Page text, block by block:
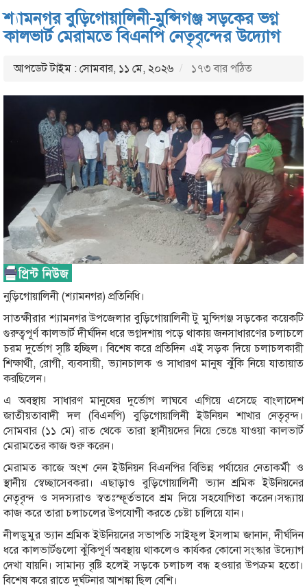
শ্যামনগর বুড়িগোয়ালিনী-মুন্সিগঞ্জ সড়কের ভগ্ন
কালভার্ট মেরামতে বিএনপি নেতৃবৃন্দের উদ্যোগ
আপডেট টাইম : সোমবার, ১১ মে, ২০২৬ ১৭৩ বার পঠিত
নুড়িগোয়ালিনী (শ্যামনগর) প্রতিনিধি।
সাতক্ষীরার শ্যামনগর উপজেলার বুড়িগোয়ালিনী টু মুন্সিগঞ্জ সড়কের কয়েকটি
গুরুত্বপূর্ণ কালভার্ট দীর্ঘদিন ধরে ভগ্নদশায় পড়ে থাকায় জনসাধারণের চলাচলে
চরম দুর্ভোগ সৃষ্টি হচ্ছিল। বিশেষ করে প্রতিদিন এই সড়ক দিয়ে চলাচলকারী
শিক্ষার্থী, রোগী, ব্যবসায়ী, ভ্যানচালক ও সাধারণ মানুষ ঝুঁকি নিয়ে যাতায়াত
করছিলেন।
এ অবস্থায় সাধারণ মানুষের দুর্ভোগ লাঘবে এগিয়ে এসেছে বাংলাদেশ
জাতীয়তাবাদী দল (বিএনপি) বুড়িগোয়ালিনী ইউনিয়ন শাখার নেতৃবৃন্দ।
সোমবার (১১ মে) রাত থেকে তারা স্থানীয়দের নিয়ে ভেঙে যাওয়া কালভার্ট
মেরামতের কাজ শুরু করেন।
মেরামত কাজে অংশ নেন ইউনিয়ন বিএনপির বিভিন্ন পর্যায়ের নেতাকর্মী ও
স্থানীয় স্বেচ্ছাসেবকরা। এছাড়াও বুড়িগোয়ালিনী ভ্যান শ্রমিক ইউনিয়নের
নেতৃবৃন্দ ও সদস্যরাও স্বতঃস্ফূর্তভাবে শ্রম দিয়ে সহযোগিতা করেন।সন্ধ্যায়
কাজ করে তারা চলাচলের উপযোগী করতে চেষ্টা চালিয়ে যান।
নীলডুমুর ভ্যান শ্রমিক ইউনিয়নের সভাপতি সাইফুল ইসলাম জানান, দীর্ঘদিন
ধরে কালভার্টগুলো ঝুঁকিপূর্ণ অবস্থায় থাকলেও কার্যকর কোনো সংস্কার উদ্যোগ
দেখা যায়নি। সামান্য বৃষ্টি হলেই সড়কে চলাচল বন্ধ হওয়ার উপক্রম হতো।
বিশেষ করে রাতে দুর্ঘটনার আশঙ্কা ছিল বেশি।